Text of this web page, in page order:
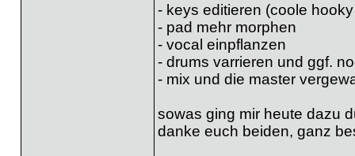
- keys editieren (coole
- pad mehr morphen
- vocal einpflanzen
- drums varrieren und ggf.
- mix und die master
sowas ging mir heute dazu
danke euch beiden, ganz